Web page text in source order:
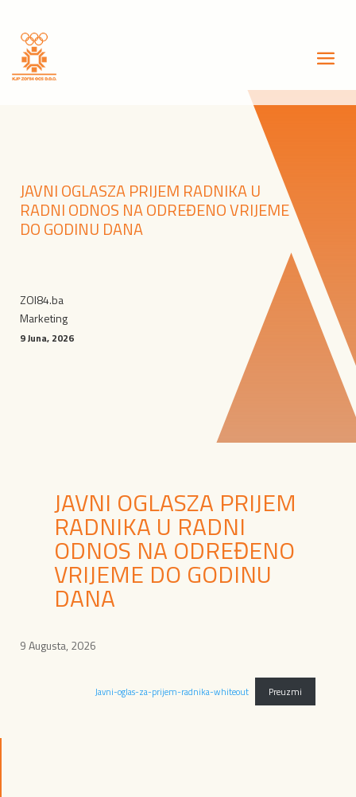
JAVNI OGLASZA PRIJEM RADNIKA U
RADNI ODNOS NA ODREĐENO VRIJEME
DO GODINU DANA
ZOI84.ba
Marketing
9 Juna, 2026
JAVNI OGLASZA PRIJEM
RADNIKA U RADNI
ODNOS NA ODREĐENO
VRIJEME DO GODINU
DANA
9 Augusta, 2026
Javni-oglas-za-prijem-radnika-whiteout Preuzmi